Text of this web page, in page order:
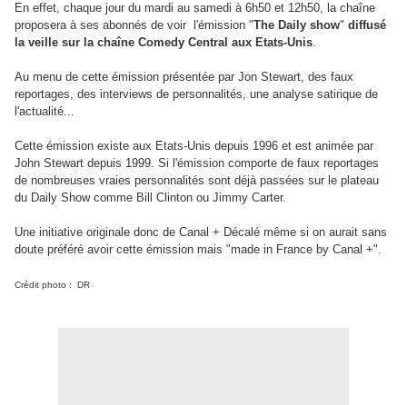
En effet, chaque jour du mardi au samedi à 6h50 et 12h50, la chaîne
proposera à ses abonnés de voir l'émission "The Daily show" diffusé
la veille sur la chaîne Comedy Central aux Etats-Unis.
Au menu de cette émission présentée par Jon Stewart, des faux
reportages, des interviews de personnalités, une analyse satirique de
l'actualité...
Cette émission existe aux Etats-Unis depuis 1996 et est animée par
John Stewart depuis 1999. Si l'émission comporte de faux reportages
de nombreuses vraies personnalités sont déjà passées sur le plateau
du Daily Show comme Bill Clinton ou Jimmy Carter.
Une initiative originale donc de Canal + Décalé même si on aurait sans
doute préféré avoir cette émission mais "made in France by Canal +".
Crédit photo : DR